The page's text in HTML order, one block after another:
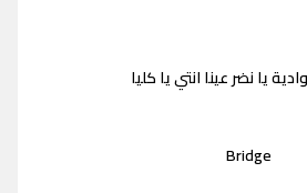
يا نضر عينا انتي يا كليا
Bridge